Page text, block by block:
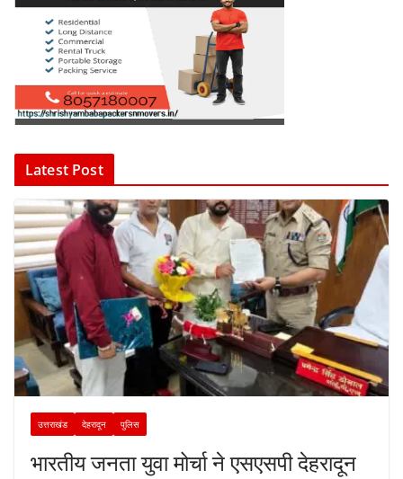
Latest Post
उत्तराखंड देहरादून पुलिस
भारतीय जनता युवा मोर्चा ने एसएसपी देहरादून